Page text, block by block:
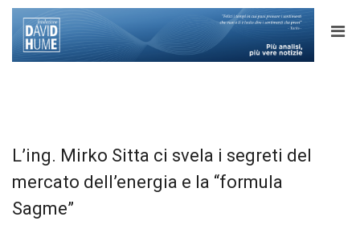
L’ing. Mirko Sitta ci svela i segreti del
mercato dell’energia e la “formula
Sagme”